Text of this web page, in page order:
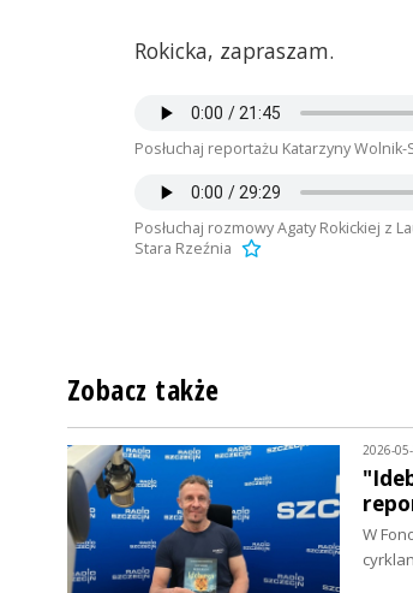
Rokicka, zapraszam.
Posłuchaj reportażu Katarzyny Wolnik-
Posłuchaj rozmowy Agaty Rokickiej z
Stara Rzeźnia
Zobacz także
2026-
W